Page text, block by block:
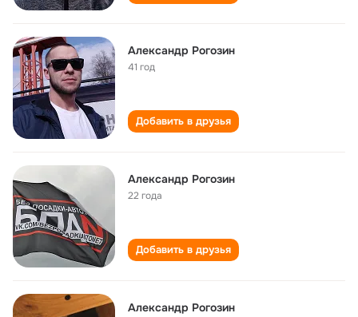
Александр Рогозин
41 год
Добавить в друзья
Александр Рогозин
22 года
Добавить в друзья
Александр Рогозин